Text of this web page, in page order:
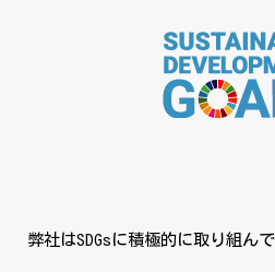
弊社はSDGsに積極的に取り組んで